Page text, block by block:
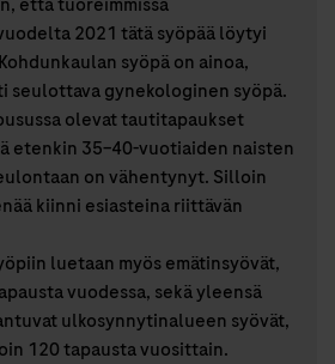
2021 tätä syöpää löytyi
syöpä on ainoa,
seulottava gynekologinen syöpä.
olevat tautitapaukset
etenkin 35–40-vuotiaiden naisten
on vähentynyt. Silloin
kiinni esiasteina riittävän
luetaan myös emätinsyövät,
vuodessa, sekä yleensä
ulkosynnytinalueen syövät,
120 tapausta vuosittain.